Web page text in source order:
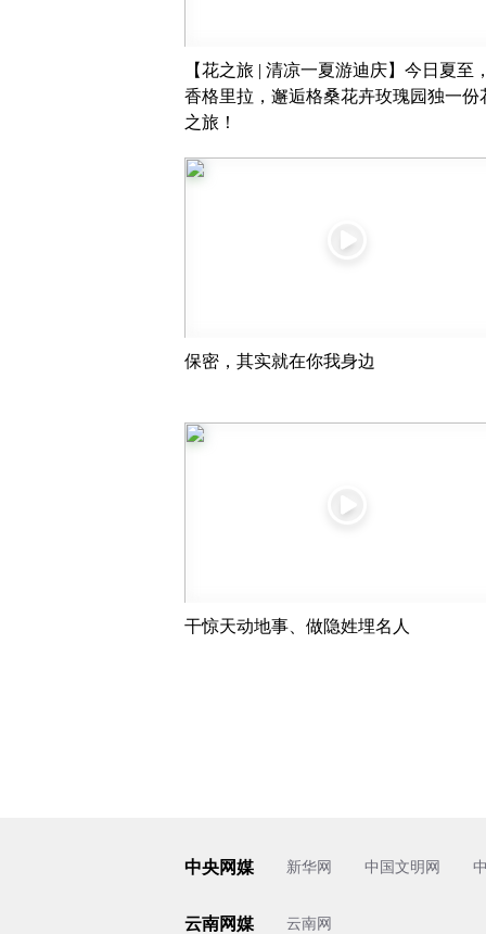
【花之旅 | 清凉一夏游迪庆】今日夏至
香格里拉，邂逅格桑花卉玫瑰园独一份
之旅！
保密，其实就在你我身边
干惊天动地事、做隐姓埋名人
中央网媒 新华网 中国文明网
云南网媒 云南网